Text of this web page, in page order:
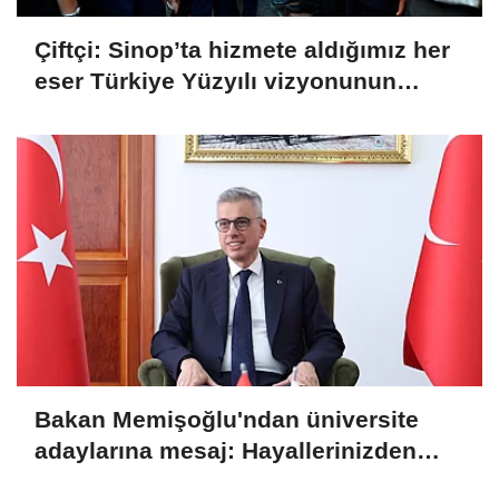
Çiftçi: Sinop’ta hizmete aldığımız her
eser Türkiye Yüzyılı vizyonunun
Bakan Memişoğlu'ndan üniversite
adaylarına mesaj: Hayallerinizden